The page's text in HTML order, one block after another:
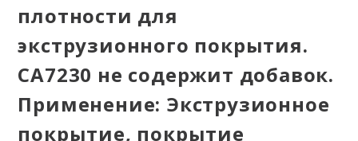
плотности для
экструзионного покрытия.
CA7230 не содержит добавок.
Применение: Экструзионное
покрытие, покрытие